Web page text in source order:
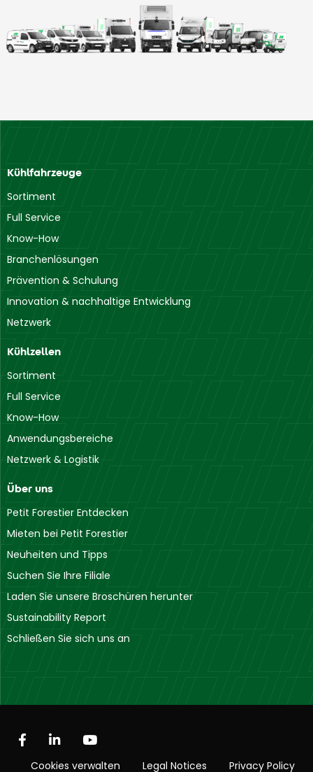
Kühlfahrzeuge
Sortiment
Full Service
Know-How
Branchenlösungen
Prävention & Schulung
Innovation & nachhaltige Entwicklung
Netzwerk
Kühlzellen
Sortiment
Full Service
Know-How
Anwendungsbereiche
Netzwerk & Logistik
Über uns
Petit Forestier Entdecken
Mieten bei Petit Forestier
Neuheiten und Tipps
Suchen Sie Ihre Filiale
Laden Sie unsere Broschüren herunter
Sustainability Report
Schließen Sie sich uns an
Cookies verwalten Legal Notices Privacy Policy